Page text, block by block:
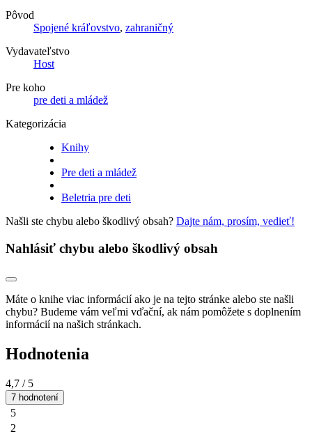
Pôvod
Spojené kráľovstvo, zahraničný
Vydavateľstvo
Host
Pre koho
pre deti a mládež
Kategorizácia
Knihy
Pre deti a mládež
Beletria pre deti
Našli ste chybu alebo škodlivý obsah? Dajte nám, prosím, vedieť!
Nahlásiť chybu alebo škodlivý obsah
Máte o knihe viac informácií ako je na tejto stránke alebo ste našli
chybu? Budeme vám veľmi vďační, ak nám pomôžete s doplnením
informácií na našich stránkach.
Hodnotenia
4,7 / 5
7 hodnotení
5
2